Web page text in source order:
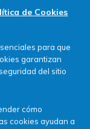
de Cookies
para que
garantizan
del sitio
cómo
cookies ayudan a